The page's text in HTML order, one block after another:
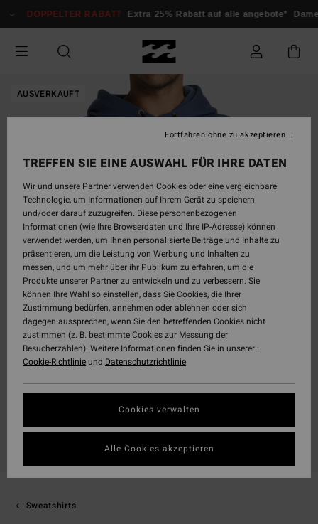
zur
springen
DOPPELTER RABATT Extra 25% Rabatt auf alle angebote* Damen
AUSVERKAUFT
Sweatshirts
TREFFEN SIE EINE AUSWAHL FÜR IHRE DATEN
Wir und unsere Partner verwenden Cookies oder eine vergleichbare
Technologie, um Informationen auf Ihrem Gerät zu speichern
und/oder darauf zuzugreifen. Diese personenbezogenen
Informationen (wie Ihre Browserdaten und Ihre IP-Adresse) können
verwendet werden, um Ihnen personalisierte Beiträge und Inhalte zu
präsentieren, um die Leistung von Werbung und Inhalten zu
messen, und um mehr über ihr Publikum zu erfahren, um die
Produkte unserer Partner zu entwickeln und zu verbessern. Sie
können Ihre Wahl so einstellen, dass Sie Cookies, die Ihrer
Zustimmung bedürfen, annehmen oder ablehnen oder sich
dagegen aussprechen, wenn Sie den betreffenden Cookies nicht
zustimmen (z. B. bestimmte Cookies zur Messung der
Besucherzahlen). Weitere Informationen finden Sie in unserer :
Cookie-Richtlinieund Datenschutzrichtlinie
Cookies verwalten
Fortfahren ohne zu akzeptieren
Alle Cookies akzeptieren